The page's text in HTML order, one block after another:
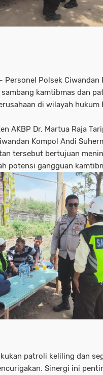
Personel Polsek Ciwandan
kamtibmas dan
di wilayah hukum
AKBP Dr. Martua Raja
Kompol Andi
tersebut bertujuan
potensi gangguan
patroli keliling dan
Sinergi ini